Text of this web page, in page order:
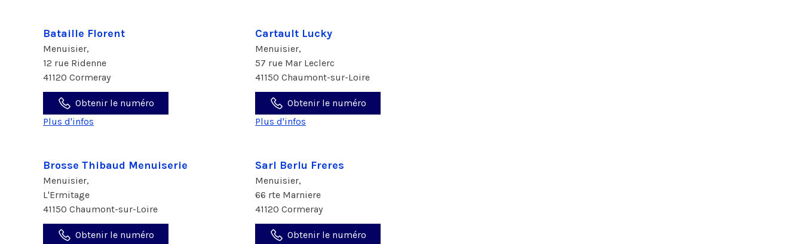
Bataille Florent
Menuisier,
12 rue Ridenne
41120 Cormeray
Obtenir le numéro
Plus d'infos
Cartault Lucky
Menuisier,
57 rue Mar Leclerc
41150 Chaumont-sur-Loire
Obtenir le numéro
Plus d'infos
Brosse Thibaud Menuiserie
Menuisier,
L'Ermitage
41150 Chaumont-sur-Loire
Obtenir le numéro
Sarl Berlu Freres
Menuisier,
66 rte Marniere
41120 Cormeray
Obtenir le numéro